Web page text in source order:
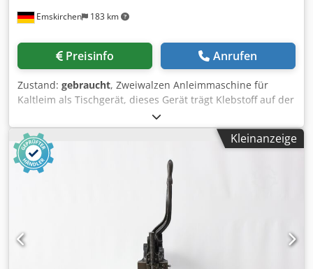
Emskirchen 183 km
Preisinfo Anrufen
Zustand: gebraucht, Zweiwalzen Anleimmaschine für
Kaltleim als Tischgerät, dieses Gerät trägt Klebstoff auf der
Rückseite eines zu beleimenden Materials auf Two roller
Gluing machine for Cold glue as table-top machine, this
device will carry adhesive on the back of a material to be
glued Anleimmaschine / Gluing Machine Tränklein AM500
Zweiwalzen-Anleimmaschine / Two-roller Gluing Machine
Serial-No. 20185 Arbeitsbreite / Working width 500mm
Arbeitsgeschwindigkeit / Working speed 4 - 20 m/min für
Kaltleim / for cold glue Online-Video-Inspection by
WhatsApp - MS Zoom - Telegram On Stock
Emskirchen/Nürnberg - Available Immediately - Can be
test Cedpexln R Ssfx Ap Aoha
Kleinanzeige